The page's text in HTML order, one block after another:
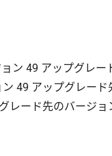
ン 49 アップグレー
ン 49 アップグレー
レード先のバージョ